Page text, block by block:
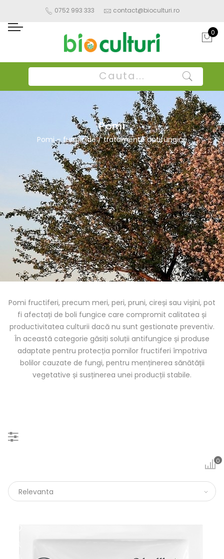
0752 993 333 contact@bioculturi.ro
0
Pomi
Pomi – fungicide / tratamente antifungice
Pomi fructiferi, precum meri, peri, pruni, cireși sau vișini, pot
fi afectați de boli fungice care compromit calitatea și
productivitatea culturii dacă nu sunt gestionate preventiv.
În această categorie găsiți soluții antifungice și produse
adaptate pentru protecția pomilor fructiferi împotriva
bolilor cauzate de fungi, pentru menținerea sănătății
vegetative și susținerea unei producții stabile.
0
Relevanta